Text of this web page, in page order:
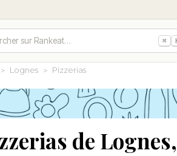
sur Rankeat… ⌘
Lognes Pizzerias
de